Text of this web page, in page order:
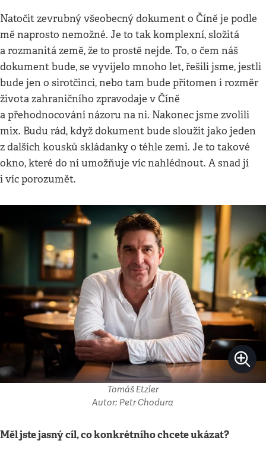
Natočit zevrubný všeobecný dokument o Číně je podle
mě naprosto nemožné. Je to tak komplexní, složitá
a rozmanitá země, že to prostě nejde. To, o čem náš
dokument bude, se vyvíjelo mnoho let, řešili jsme, jestli
bude jen o sirotčinci, nebo tam bude přítomen i rozměr
života zahraničního zpravodaje v Číně
a přehodnocování názoru na ni. Nakonec jsme zvolili
mix. Budu rád, když dokument bude sloužit jako jeden
z dalších kousků skládanky o téhle zemi. Je to takové
okno, které do ní umožňuje víc nahlédnout. A snad jí
i víc porozumět.
Tomáš Etzler
Autor: Petr Chodura
Měl jste jasný cíl, co konkrétního chcete ukázat?